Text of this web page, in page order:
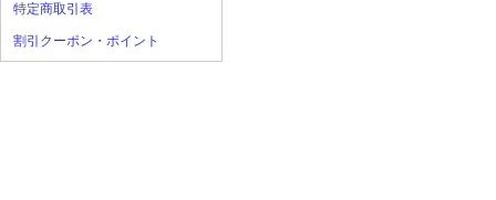
特定商取引表
割引クーポン・ポイント